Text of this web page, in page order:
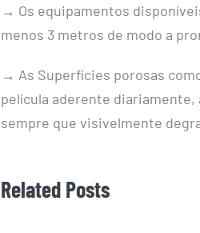
→ Os equipamentos
menos 3 metros de modo a
→ As Superfícies porosas
película aderente
sempre que visivelmente
Related Posts